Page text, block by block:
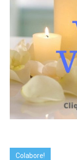
Colabore!